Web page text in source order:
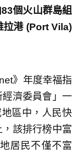
個火山群島組
拉港 (Port Vila)
》年度幸福指
濟委員會」一
區中，人民快
該排行榜中富
居民不僅不富